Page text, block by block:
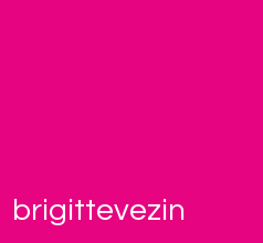
brigittevezin